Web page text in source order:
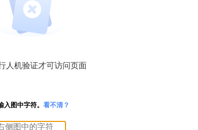
人机验证才可访问页面
入图中字符。 看不清？